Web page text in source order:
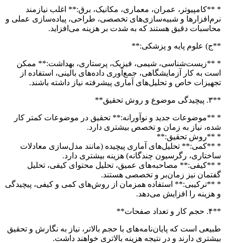
* **کامپیوتر، عمران، معماری، مکانیک، برق:** اغلب نیازمند
نرم‌افزارها و شبیه‌سازی‌های تخصصی، طراحی، پیاده‌سازی عملی و
محاسبات دقیق هستند که به شدت بر هزینه می‌افزاید.
**ج) علوم پایه و پزشکی:**
* **زیست‌شناسی، شیمی، فیزیک، پرستاری، بهداشت:** ممکن
است به کار آزمایشگاهی، جمع‌آوری داده‌های بالینی، استفاده از
تجهیزات خاص و تحلیل‌های آماری پیشرفته نیاز داشته باشند.
**۳. پیچیدگی موضوع و روش تحقیق**
* **موضوعات جدید و نوآورانه:** تحقیق در موضوعات کمتر کار
شده، نیاز به زمان و تخصص بیشتری دارد.
* **روش تحقیق:**
* **کمی:** تحلیل‌های آماری پیچیده (مانند مدل‌سازی معادلات
ساختاری، رگرسیون چندگانه) هزینه بیشتری دارد.
* **کیفی:** مصاحبه‌های عمیق، تحلیل محتوای کیفی، تحلیل
گفتمان نیز زمان‌بر و تخصصی هستند.
* **ترکیبی:** استفاده همزمان از روش‌های کمی و کیفی، پیچیدگی
و هزینه را افزایش می‌دهد.
**۴. حجم کار و تعداد صفحات**
طبیعی است که پایان‌نامه‌های با حجم بالاتر، نیاز به نگارش و تحقیق
بیشتری دارند و در نتیجه هزینه بالاتری خواهند داشت.